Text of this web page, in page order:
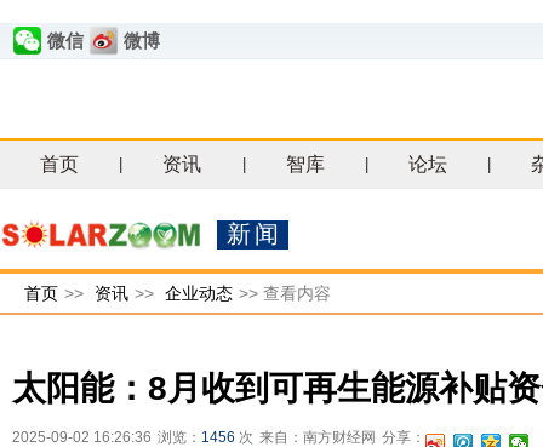
微信 微博
首页 资讯 智库 论坛
新闻
首页 >> 资讯 >> 企业动态 >> 查看内容
太阳能：8月收到可再生能源补贴
2025-09-02 16:26:36 浏览： 1456 次 来自：南方财经网 分享：